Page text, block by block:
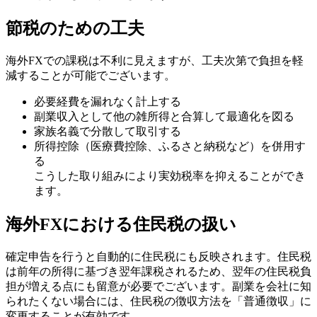
節税のための工夫
海外FXでの課税は不利に見えますが、工夫次第で負担を軽
減することが可能でございます。
必要経費を漏れなく計上する
副業収入として他の雑所得と合算して最適化を図る
家族名義で分散して取引する
所得控除（医療費控除、ふるさと納税など）を併用す
る
こうした取り組みにより実効税率を抑えることができ
ます。
海外FXにおける住民税の扱い
確定申告を行うと自動的に住民税にも反映されます。住民税
は前年の所得に基づき翌年課税されるため、翌年の住民税負
担が増える点にも留意が必要でございます。副業を会社に知
られたくない場合には、住民税の徴収方法を「普通徴収」に